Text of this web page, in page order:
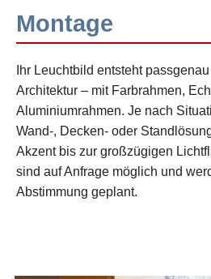
Montage
Ihr Leuchtbild entsteht
Architektur – mit Farbrahmen,
Aluminiumrahmen. Je nach
Wand-, Decken- oder
Akzent bis zur großzügigen
sind auf Anfrage möglich und
Abstimmung geplant.